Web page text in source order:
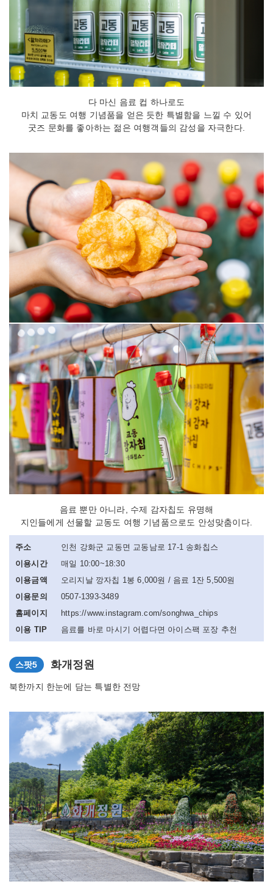
다 마신 음료 컵 하나로도
마치 교동도 여행 기념품을 얻은 듯한 특별함을 느낄 수 있어
굿즈 문화를 좋아하는 젊은 여행객들의 감성을 자극한다.
음료 뿐만 아니라, 수제 감자칩도 유명해
지인들에게 선물할 교동도 여행 기념품으로도 안성맞춤이다.
주소
인천 강화군 교동면 교동남로 17-1 송화칩스
이용시간
매일 10:00~18:30
이용금액
오리지날 깡자칩 1봉 6,000원 / 음료 1잔 5,500원
이용문의
0507-1393-3489
홈페이지
https://www.instagram.com/songhwa_chips
이용 TIP
음료를 바로 마시기 어렵다면 아이스팩 포장 추천
스팟5 화개정원
북한까지 한눈에 담는 특별한 전망